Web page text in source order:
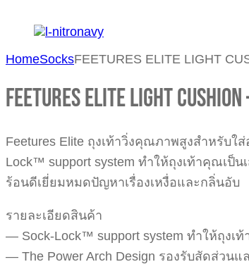
HomeSocksFEETURES ELITE LIGHT
FEETURES ELITE LIGHT
Feetures Elite ถุงเท้าวิ่งคุณภาพสูงสำหรับ
Lock™ support system ทำให้ถุงเท้าคุณเป็
ร้อนดีเยี่ยมหมดปัญหาเรื่องเหงื่อและกลิ่นอับ
รายละเอียดสินค้า
— Sock-Lock™ support system ทำให้ถุงเ
— The Power Arch Design รองรับสัดส่วน